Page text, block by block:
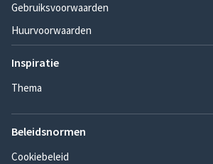
Gebruiksvoorwaarden
Huurvoorwaarden
Inspiratie
Thema
Beleidsnormen
Cookiebeleid